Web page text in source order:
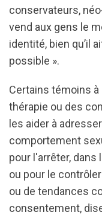
conservateurs,
vend aux gens le
identité, bien qu’il
possible ».
Certains témoins
thérapie ou des
les aider à
comportement
pour l'arrêter,
ou pour le
ou de tendances
consentement,